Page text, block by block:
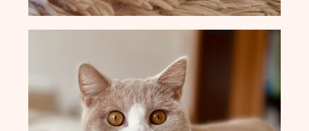
O-Wurf vom 23.05.2023
N-Wurf vom 03.05.2023
M-Wurf vom 12.04.2022
L-Wurf vom 19.07.2021